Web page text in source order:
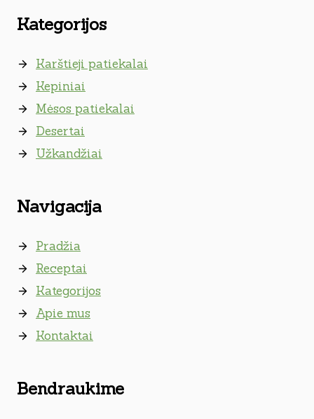
Kategorijos
Karštieji patiekalai
Kepiniai
Mėsos patiekalai
Desertai
Užkandžiai
Navigacija
Pradžia
Receptai
Kategorijos
Apie mus
Kontaktai
Bendraukime